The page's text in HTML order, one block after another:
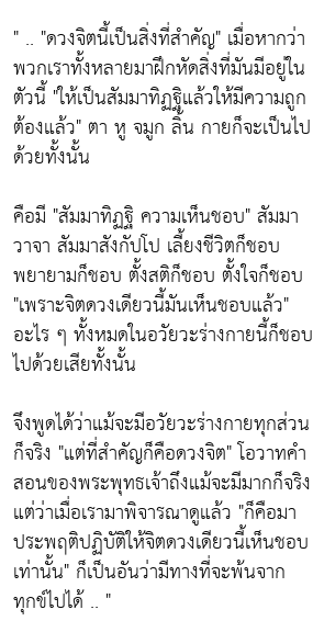
" .. "ดวงจิตนี้เป็นสิ่งที่สำคัญ" เมื่อหากว่า
พวกเราทั้งหลายมาฝึกหัดสิ่งที่มันมีอยู่ใน
ตัวนี้ "ให้เป็นสัมมาทิฏฐิแล้วให้มีความถูก
ต้องแล้ว"ตา หู จมูก ลิ้น กายก็จะเป็นไป
ด้วยทั้งนั้น
คือมี "สัมมาทิฏฐิ ความเห็นชอบ"สัมมา
วาจา สัมมาสังกัปโป เลี้ยงชีวิตก็ชอบ
พยายามก็ชอบ ตั้งสติก็ชอบ ตั้งใจก็ชอบ
"เพราะจิตดวงเดียวนี้มันเห็นชอบแล้ว"
อะไร ๆ ทั้งหมดในอวัยวะร่างกายนี้ก็ชอบ
ไปด้วยเสียทั้งนั้น
จึงพูดได้ว่าแม้จะมีอวัยวะร่างกายทุกส่วน
ก็จริง "แต่ที่สำคัญก็คือดวงจิต"โอวาทคำ
สอนของพระพุทธเจ้าถึงแม้จะมีมากก็จริง
แต่ว่าเมื่อเรามาพิจารณาดูแล้ว "ก็คือมา
ประพฤติปฏิบัติให้จิตดวงเดียวนี้เห็นชอบ
เท่านั้น" ก็เป็นอันว่ามีทางที่จะพ้นจาก
ทุกข์ไปได้ .. "